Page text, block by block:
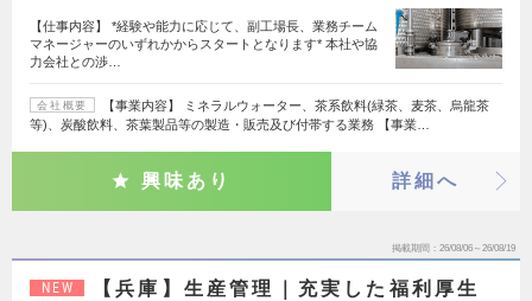
【仕事内容】 *経験や能力に応じて、副工場長、業務チーム
マネージャーのいずれかからスタートとなります* 本社や協
力会社との渉…
会社概要
【事業内容】 ミネラルウォーター、茶系飲料(緑茶、麦茶、烏龍茶
等)、炭酸飲料、茶葉製品等の製造・販売及び付帯する業務 【事業…
興味あり 詳細へ
掲載期間 26/08/06～26/08/19
NEW
【兵庫】生産管理｜充実した福利厚生